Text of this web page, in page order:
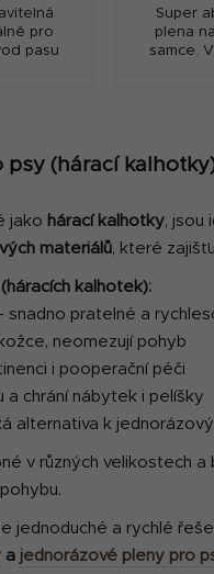
pro
pasu
Super
plena
samce.
psy (hárací
jako hárací kalhotky, jsou
materiálů, které
kalhotek):
snadno pratelné a
neomezují pohyb
i pooperační péči
a chrání nábytek i pelíšky
alternativa k
v různých velikostech
jednoduché a rychlé
a jednorázové pleny pro